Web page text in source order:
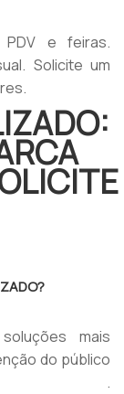
PDV e feiras.
Solicite um
mais
do público
.